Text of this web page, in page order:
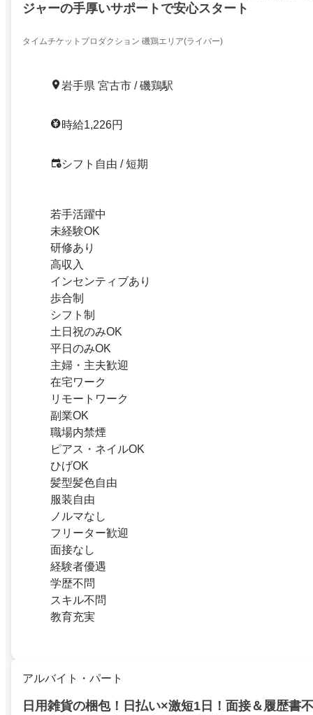
ジャーの手厚いサポートで安心スタート
タイムチケットプロダクション 磯鶏エリア(ライバー)
岩手県 宮古市 / 磯鶏駅
時給1,226円
シフト自由 / 短期
若手活躍中
未経験OK
研修あり
高収入
インセンティブあり
歩合制
シフト制
土日祝のみOK
平日のみOK
主婦・主夫歓迎
在宅ワーク
リモートワーク
副業OK
職場内禁煙
ピアス・ネイルOK
ひげOK
髪型髪色自由
服装自由
ノルマなし
フリーター歓迎
面接なし
経験者優遇
学歴不問
スキル不問
教育充実
アルバイト・パート
日用雑貨の梱包！日払い×激短1日！面接＆履歴書